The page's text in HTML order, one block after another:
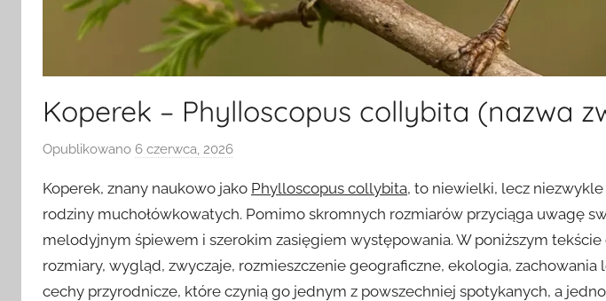
Koperek – Phylloscopus collybita (nazwa
Opublikowano 6 czerwca, 2026
z
e
z
Koperek, znany naukowo jako Phylloscopus collybita, to niewielki, lecz
rodziny muchołówkowatych. Pomimo skromnych rozmiarów przyciąga uwagę
melodyjnym śpiewem i szerokim zasięgiem występowania. W poniższym
rozmiary, wygląd, zwyczaje, rozmieszczenie geograficzne, ekologia, zachowania
cechy przyrodnicze, które czynią go jednym z powszechniej spotykanych, a